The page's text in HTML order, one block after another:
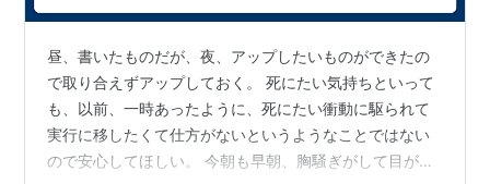
昼、書いたものだが、夜、アップしたいものができたの
で取り合えずアップしておく。 死にたい気持ちといって
も、以前、一時あったように、死にたい衝動に駆られて
実行に移したくて仕方がないというようなことではない
ので安心してほしい。 今朝も早朝、胸騒ぎがして目が覚